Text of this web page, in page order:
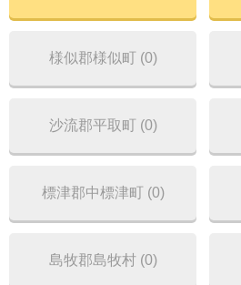
様似郡様似町 (0)
沙流郡平取町 (0)
標津郡中標津町 (0)
島牧郡島牧村 (0)